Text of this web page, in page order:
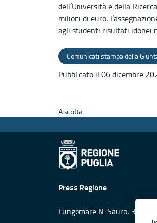
dell’Università e della
milioni di euro,
agli studenti risultati idonei
Comunicati stampa della
Pubblicato il 06 dicembre
Ascolta
Press Regione
Lungomare N. Sauro, 33 -